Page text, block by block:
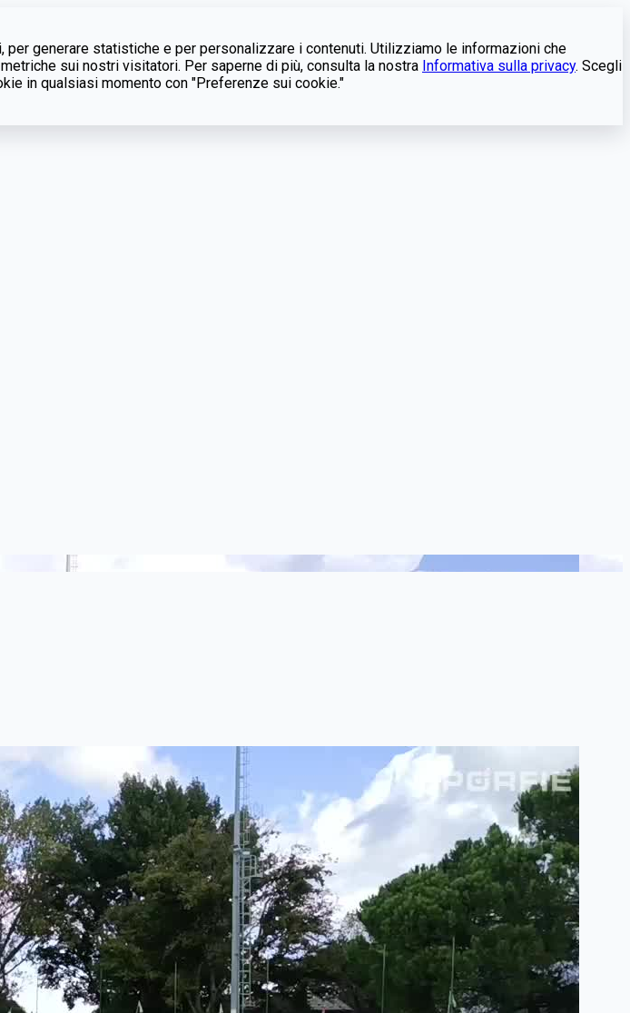
generare statistiche e per personalizzare i contenuti. Utilizziamo le informazioni che
sui nostri visitatori. Per saperne di più, consulta la nostra Informativa sulla privacy. Scegli
in qualsiasi momento con "Preferenze sui cookie."